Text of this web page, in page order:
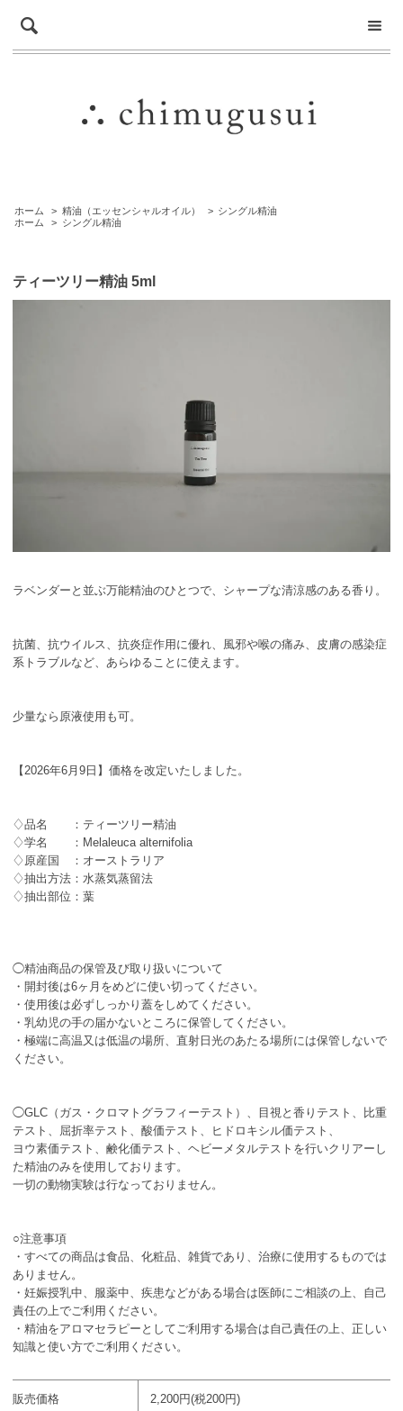
ホーム > 精油（エッセンシャルオイル） > シングル精油
ホーム
> シングル精油
ティーツリー精油 5ml
ラベンダーと並ぶ万能精油のひとつで、シャープな清涼感のある香り。
抗菌、抗ウイルス、抗炎症作用に優れ、風邪や喉の痛み、皮膚の感染症
系トラブルなど、あらゆることに使えます。
少量なら原液使用も可。
【2026年6月9日】価格を改定いたしました。
♢品名 ：ティーツリー精油
♢学名 ：Melaleuca alternifolia
♢原産国 ：オーストラリア
♢抽出方法：水蒸気蒸留法
♢抽出部位：葉
◯精油商品の保管及び取り扱いについて
・開封後は6ヶ月をめどに使い切ってください。
・使用後は必ずしっかり蓋をしめてください。
・乳幼児の手の届かないところに保管してください。
・極端に高温又は低温の場所、直射日光のあたる場所には保管しないで
ください。
◯GLC（ガス・クロマトグラフィーテスト）、目視と香りテスト、比重
テスト、屈折率テスト、酸価テスト、ヒドロキシル価テスト、
ヨウ素価テスト、鹸化価テスト、ヘビーメタルテストを行いクリアーし
た精油のみを使用しております。
一切の動物実験は行なっておりません。
○注意事項
・すべての商品は食品、化粧品、雑貨であり、治療に使用するものでは
ありません。
・妊娠授乳中、服薬中、疾患などがある場合は医師にご相談の上、自己
責任の上でご利用ください。
・精油をアロマセラピーとしてご利用する場合は自己責任の上、正しい
知識と使い方でご利用ください。
販売価格 2,200円(税200円)